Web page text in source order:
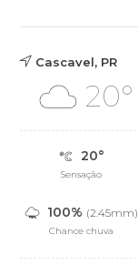
Cascavel, PR
20°
20°
Sensação
100% (2.45mm)
Chance chuva